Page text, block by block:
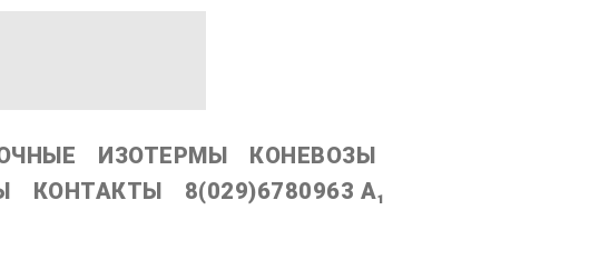
ИЗОТЕРМЫ
КОНЕВОЗЫ
КОНТАКТЫ
8(029)6780963 А₁